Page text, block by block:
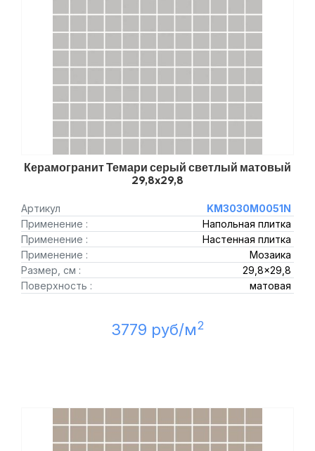
Керамогранит Темари серый светлый матовый
29,8x29,8
Артикул
KM3030M0051N
Применение :
Напольная плитка
Применение :
Настенная плитка
Применение :
Мозаика
Размер, см :
29,8x29,8
Поверхность :
матовая
3779 руб/м2